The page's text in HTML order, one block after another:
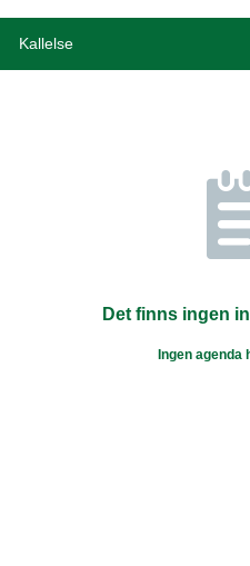
Kallelse
Det finns ingen
Ingen agenda